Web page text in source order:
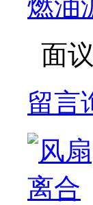
燃油
面议
留言